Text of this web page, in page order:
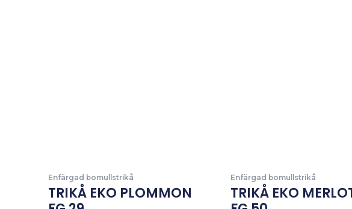
Enfärgad bomullstrikå
TRIKÅ EKO PLOMMON
Enfärgad bomullstrikå
TRIKÅ EKO